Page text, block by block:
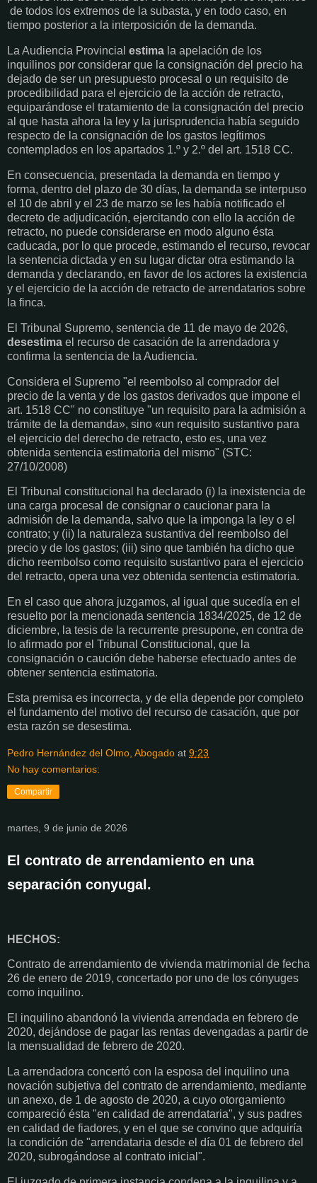
de todos los extremos de la subasta, y en todo caso, en
tiempo posterior a la interposición de la demanda.
La Audiencia Provincial estima la apelación de los
inquilinos por considerar que la consignación del precio ha
dejado de ser un presupuesto procesal o un requisito de
procedibilidad para el ejercicio de la acción de retracto,
equiparándose el tratamiento de la consignación del precio
al que hasta ahora la ley y la jurisprudencia había seguido
respecto de la consignación de los gastos legítimos
contemplados en los apartados 1.º y 2.º del art. 1518 CC.
En consecuencia, presentada la demanda en tiempo y
forma, dentro del plazo de 30 días, la demanda se interpuso
el 10 de abril y el 23 de marzo se les había notificado el
decreto de adjudicación, ejercitando con ello la acción de
retracto, no puede considerarse en modo alguno ésta
caducada, por lo que procede, estimando el recurso, revocar
la sentencia dictada y en su lugar dictar otra estimando la
demanda y declarando, en favor de los actores la existencia
y el ejercicio de la acción de retracto de arrendatarios sobre
la finca.
El Tribunal Supremo, sentencia de 11 de mayo de 2026,
desestima el recurso de casación de la arrendadora y
confirma la sentencia de la Audiencia.
Considera el Supremo "el reembolso al comprador del
precio de la venta y de los gastos derivados que impone el
art. 1518 CC" no constituye "un requisito para la admisión a
trámite de la demanda», sino «un requisito sustantivo para
el ejercicio del derecho de retracto, esto es, una vez
obtenida sentencia estimatoria del mismo" (STC:
27/10/2008)
El Tribunal constitucional ha declarado (i) la inexistencia de
una carga procesal de consignar o caucionar para la
admisión de la demanda, salvo que la imponga la ley o el
contrato; y (ii) la naturaleza sustantiva del reembolso del
precio y de los gastos; (iii) sino que también ha dicho que
dicho reembolso como requisito sustantivo para el ejercicio
del retracto, opera una vez obtenida sentencia estimatoria.
En el caso que ahora juzgamos, al igual que sucedía en el
resuelto por la mencionada sentencia 1834/2025, de 12 de
diciembre, la tesis de la recurrente presupone, en contra de
lo afirmado por el Tribunal Constitucional, que la
consignación o caución debe haberse efectuado antes de
obtener sentencia estimatoria.
Esta premisa es incorrecta, y de ella depende por completo
el fundamento del motivo del recurso de casación, que por
esta razón se desestima.
Pedro Hernández del Olmo, Abogado at 9:23
No hay comentarios:
Compartir
martes, 9 de junio de 2026
El contrato de arrendamiento en una
separación conyugal.
HECHOS:
Contrato de arrendamiento de vivienda matrimonial de fecha
26 de enero de 2019, concertado por uno de los cónyuges
como inquilino.
El inquilino abandonó la vivienda arrendada en febrero de
2020, dejándose de pagar las rentas devengadas a partir de
la mensualidad de febrero de 2020.
La arrendadora concertó con la esposa del inquilino una
novación subjetiva del contrato de arrendamiento, mediante
un anexo, de 1 de agosto de 2020, a cuyo otorgamiento
compareció ésta "en calidad de arrendataria", y sus padres
en calidad de fiadores, y en el que se convino que adquiría
la condición de "arrendataria desde el día 01 de febrero del
2020, subrogándose al contrato inicial".